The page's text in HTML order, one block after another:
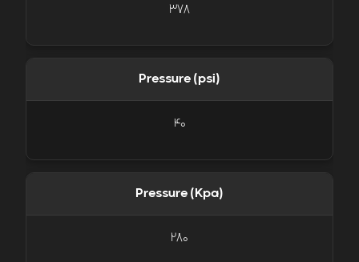
378
Pressure (psi)
40
Pressure (Kpa)
280